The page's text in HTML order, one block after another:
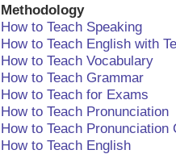
Methodology
How to Teach Speaking
How to Teach English with
How to Teach Vocabulary
How to Teach Grammar
How to Teach for Exams
How to Teach Pronunciation
How to Teach Pronunciation
How to Teach English